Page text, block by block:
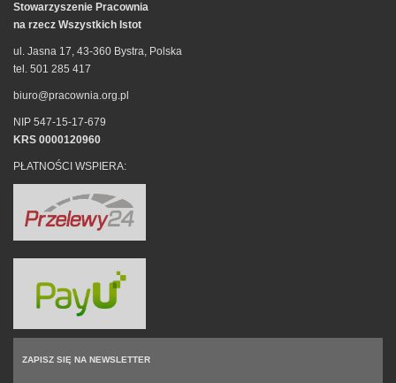
Stowarzyszenie Pracownia
na rzecz Wszystkich Istot
ul. Jasna 17, 43-360 Bystra, Polska
tel. 501 285 417
biuro@pracownia.org.pl
NIP 547-15-17-679
KRS 0000120960
PŁATNOŚCI WSPIERA:
ZAPISZ SIĘ NA NEWSLETTER